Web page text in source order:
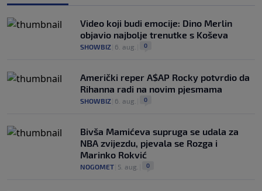
Video koji budi emocije: Dino Merlin
objavio najbolje trenutke s Koševa
SHOWBIZ 6. aug. 0
Američki reper A$AP Rocky potvrdio da
Rihanna radi na novim pjesmama
SHOWBIZ 6. aug. 0
Bivša Mamićeva supruga se udala za
NBA zvijezdu, pjevala se Rozga i
Marinko Rokvić
NOGOMET 5. aug. 0